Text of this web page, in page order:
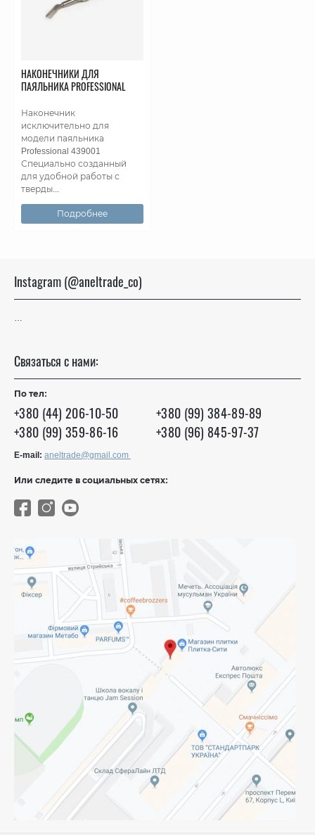
НАКОНЕЧНИКИ ДЛЯ
ПАЯЛЬНИКА PROFESSIONAL
Наконечник
исключительно для
модели паяльника
Professional 439001
Специально созданный
для удобной работы с
тверды...
Подробнее
Instagram (@aneltrade_co)
…
Связаться с нами:
По тел:
+380 (44) 206-10-50
+380 (99) 384-89-89
+380 (99) 359-86-16
+380 (96) 845-97-37
E-mail: aneltrade@gmail.com
Или следите в социальных сетях: